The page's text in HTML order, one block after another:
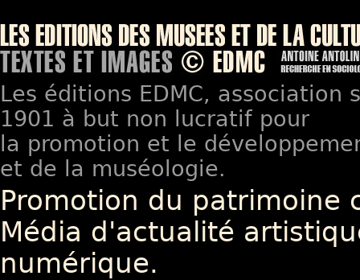
Les éditions EDMC, association
1901 à but non lucratif pour
la promotion et le
et de la muséologie.
Promotion du patrimoine
Média d'actualité
numérique.